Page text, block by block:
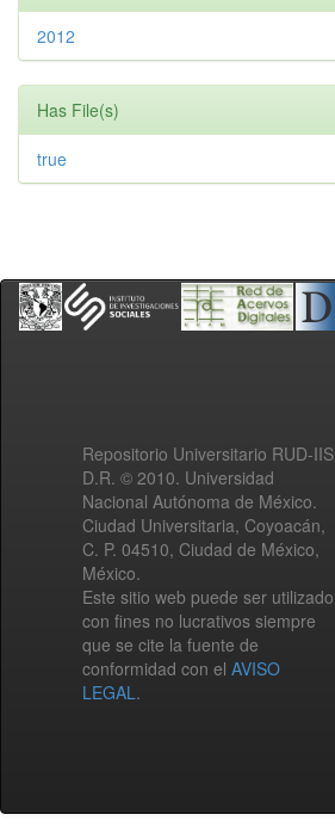
2012
Has File(s)
true
Repositorio Universitario RUD-IIS
D.R. © 2010. Universidad
Nacional Autónoma de México.
Ciudad Universitaria, Coyoacán,
C. P. 04510, Ciudad de México,
México.
Este sitio web puede ser utilizado
con fines no lucrativos siempre
que se cite la fuente de
conformidad con el AVISO
LEGAL.